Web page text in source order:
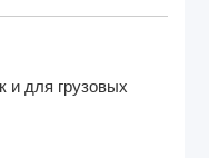
и для грузовых